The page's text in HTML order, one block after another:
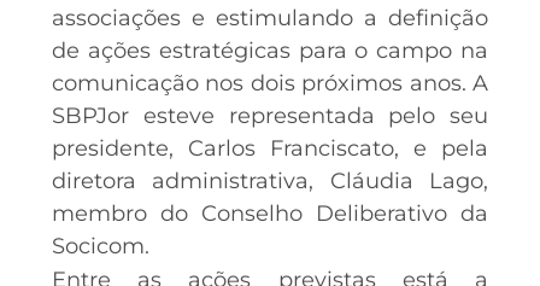
associações e estimulando a definição
de ações estratégicas para o campo na
comunicação nos dois próximos anos. A
SBPJor esteve representada pelo seu
presidente, Carlos Franciscato, e pela
diretora administrativa, Cláudia Lago,
membro do Conselho Deliberativo da
Socicom.
Entre as ações previstas está a